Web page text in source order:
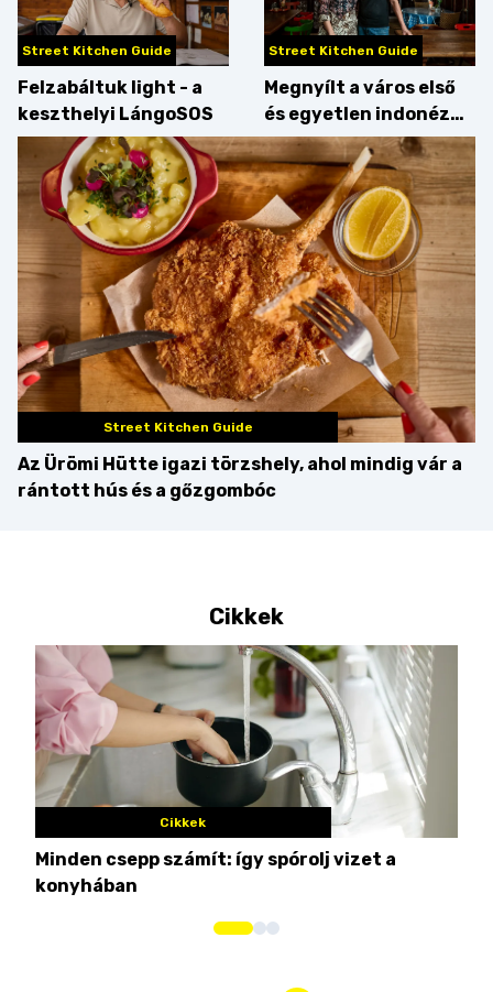
Street Kitchen Guide
Felzabáltuk light - a
keszthelyi LángoSOS
Street Kitchen Guide
Megnyílt a város első
és egyetlen indonéz
étterme a Kolosy
téren, mi pedig
kipróbáltuk!
Street Kitchen Guide
Az Ürömi Hütte igazi törzshely, ahol mindig vár a
rántott hús és a gőzgombóc
Cikkek
Cikkek
Minden csepp számít: így spórolj vizet a
konyhában